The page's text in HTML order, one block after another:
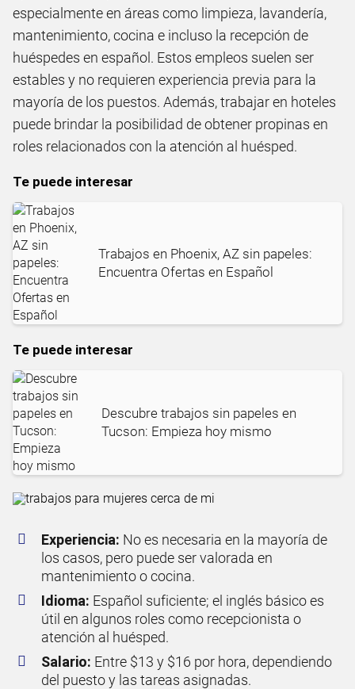
especialmente en áreas como limpieza, lavandería,
mantenimiento, cocina e incluso la recepción de
huéspedes en español. Estos empleos suelen ser
estables y no requieren experiencia previa para la
mayoría de los puestos. Además, trabajar en hoteles
puede brindar la posibilidad de obtener propinas en
roles relacionados con la atención al huésped.
Te puede interesar
Trabajos en Phoenix, AZ sin papeles:
Encuentra Ofertas en Español
Te puede interesar
Descubre trabajos sin papeles en
Tucson: Empieza hoy mismo
Experiencia: No es necesaria en la mayoría de
los casos, pero puede ser valorada en
mantenimiento o cocina.
Idioma: Español suficiente; el inglés básico es
útil en algunos roles como recepcionista o
atención al huésped.
Salario: Entre $13 y $16 por hora, dependiendo
del puesto y las tareas asignadas.